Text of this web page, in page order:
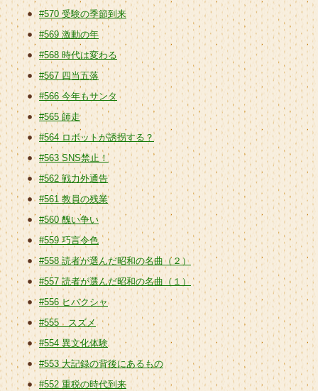
#570 受験の季節到来
#569 激動の年
#568 時代は変わる
#567 四当五落
#566 今年もサンタ
#565 師走
#564 ロボットが誘拐する？
#563 SNS禁止！
#562 戦力外通告
#561 教員の残業
#560 醜い争い
#559 巧言令色
#558 読者が選んだ昭和の名曲（２）
#557 読者が選んだ昭和の名曲（１）
#556 ヒバクシャ
#555 スズメ
#554 異文化体験
#553 大記録の背後にあるもの
#552 重税の時代到来